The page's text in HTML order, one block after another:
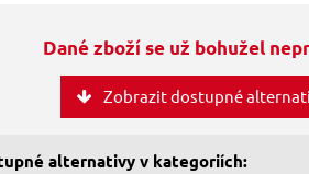
Dané zboží se už bohužel
Zobrazit dostupné
alternativy v kategoriích: